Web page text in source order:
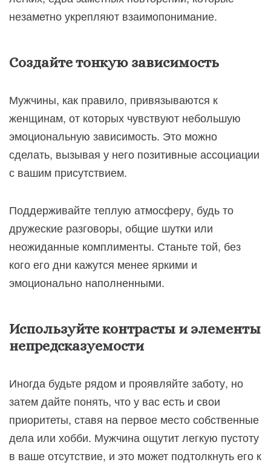
незаметно укрепляют взаимопонимание.
Создайте тонкую зависимость
Мужчины, как правило, привязываются к
женщинам, от которых чувствуют небольшую
эмоциональную зависимость. Это можно
сделать, вызывая у него позитивные ассоциации
с вашим присутствием.
Поддерживайте теплую атмосферу, будь то
дружеские разговоры, общие шутки или
неожиданные комплименты. Станьте той, без
кого его дни кажутся менее яркими и
эмоционально наполненными.
Используйте контрасты и элементы
непредсказуемости
Иногда будьте рядом и проявляйте заботу, но
затем дайте понять, что у вас есть и свои
приоритеты, ставя на первое место собственные
дела или хобби. Мужчина ощутит легкую пустоту
в ваше отсутствие, и это может подтолкнуть его к